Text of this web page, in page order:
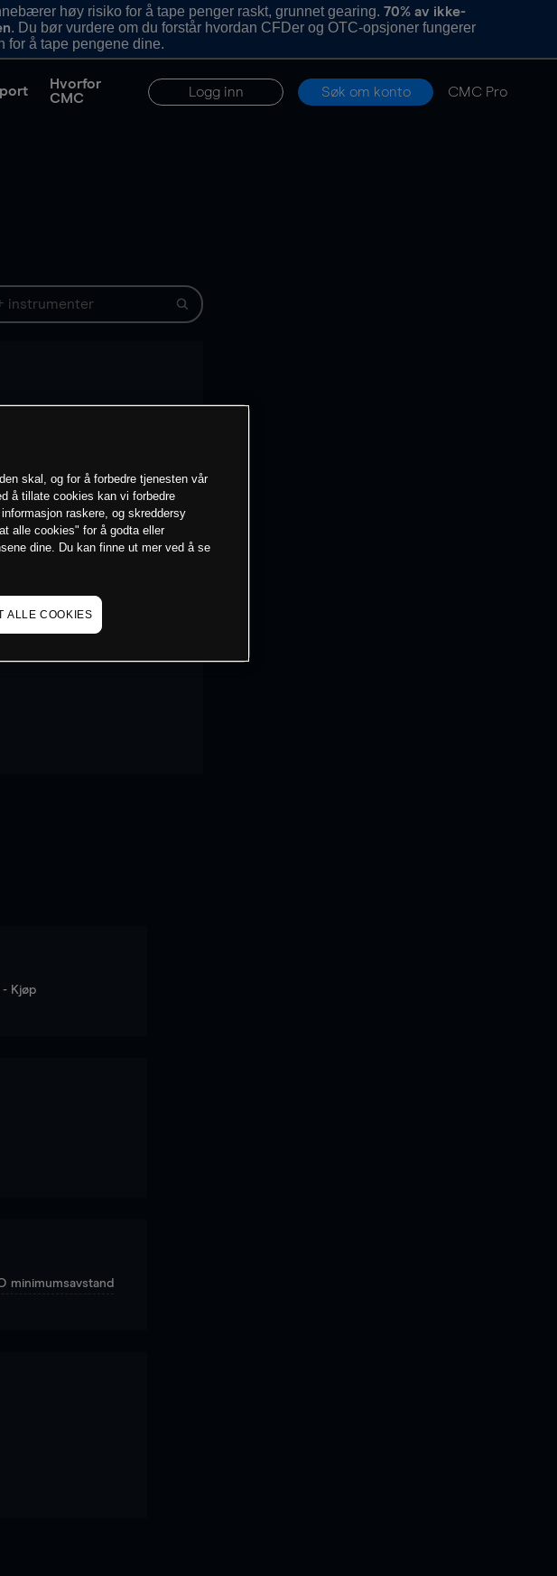
høy risiko for å tape penger raskt, grunnet gearing.70% av ikke-
. Du bør vurdere om du forstår hvordan CFDer og OTC-opsjoner fungerer
for å tape pengene dine.
Hvorfor
CMC
Logg inn Søk om konto CMC Pro
- Kjøp
minimumsavstand
skal, og for å forbedre tjenesten vår
å tillate cookies kan vi forbedre
raskere, og skreddersy
alle cookies" for å godta eller
dine. Du kan finne ut mer ved å se
ALLE COOKIES